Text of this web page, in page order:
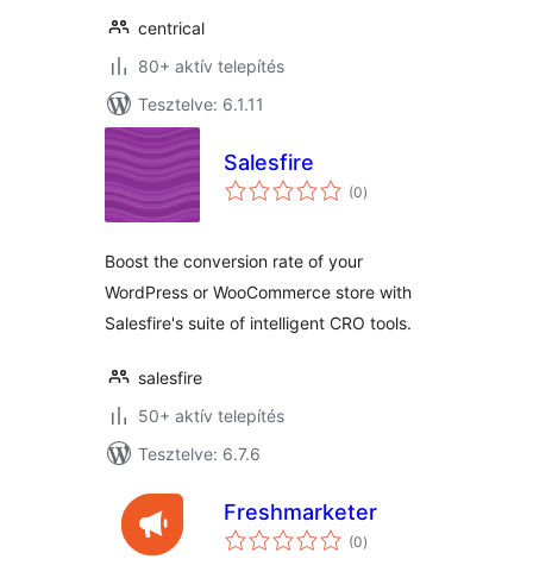
centrical
80+ aktív telepítés
Tesztelve: 6.1.11
Salesfire
(0értékelés
összesen
)
Boost the conversion rate of your
WordPress or WooCommerce store with
Salesfire's suite of intelligent CRO tools.
salesfire
50+ aktív telepítés
Tesztelve: 6.7.6
Freshmarketer
(0értékelés
összesen
)